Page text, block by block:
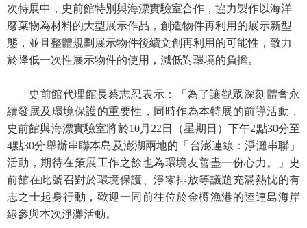
學
習
探
認
識
我
們
便
民
服
次特展中，史前館特別與海漂實驗室合作，協力製作以海洋
廢棄物為材料的大型展示作品，創造物件再利用的展示新型
態，並且整體規劃展示物件後續文創再利用的可能性，致力
於降低一次性展示物件的使用，減低對環境的負擔。
史前館代理館長蔡志忍表示：「為了讓觀眾深刻體會永
續發展及環境保護的重要性，同時作為本特展的前導活動，
史前館與海漂實驗室將於10月 22 日（星期日）下午2點30分至
4點30分舉辦串聯本島及澎湖兩地的「台澎連線：淨灘串聯」
活動，期待在策展工作之餘也為環境友善盡一份心力。」史
前館在此號召對於環境保護、淨零排放等議題充滿熱忱的有
志之士起身行動，歡迎一同前往位於金樽漁港的陸連島海岸
線參與本次淨灘活動。